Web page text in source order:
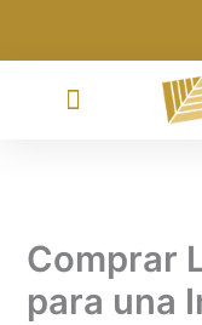
Comprar
para una